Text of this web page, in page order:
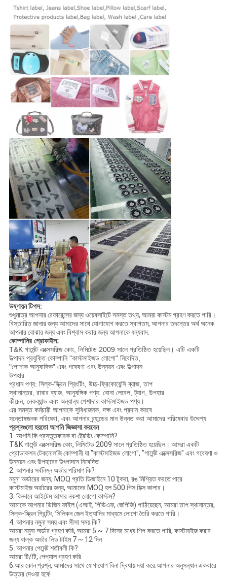
উষ্ণায়ন টিপস:
শুধুমাত্র আপনার রেফারেন্সের জন্য ওয়েবসাইটে সমস্ত তথ্য, আমরা কাস্টম গ্রহণ করতে পারি।
বিস্তারিত জানার জন্য আমাদের সাথে যোগাযোগ করতে স্বাগতম, আপনার তদন্তের অর্থ অনেক
আপনার বোঝার জন্য এবং বিশ্বাস করার জন্য আপনাকে ধন্যবাদ.
কোম্পানির প্রোফাইল:
T&K গার্মেন্ট এক্সেসরিজ কোং, লিমিটেড 2009 সালে প্রতিষ্ঠিত হয়েছিল। এটি একটি
উত্পাদন প্রযুক্তি কোম্পানি "কাস্টমাইজড লোগো" নিবেদিত,
"পোশাক আনুষাঙ্গিক" এবং গবেষণা এবং উন্নয়ন এবং উত্পাদন
উপহার
প্রধান পণ্য: সিল্ক-স্ক্রিন প্রিংটিং, উচ্চ-ফ্রিকোয়েন্সি ব্যাজ, তাপ
স্থানান্তর, রাবার ব্যাজ, আনুষঙ্গিক পণ্য: বোনা লেবেল, ট্যাগ, উপহার
কীচেন, নেকব্যান্ড এবং অন্যান্য পেশাদার কাস্টমাইজড পণ্য।
এর সমস্ত কর্মচারী আপনাকে সুবিধাজনক, দক্ষ এবং প্রদান করবে
সন্তোষজনক পরিষেবা, এবং আপনার ব্র্যান্ডের মান উন্নত করা আমাদের পরিষেবার উদ্দেশ্য
প্রশ্নগুলো হয়তো আপনি জিজ্ঞাসা করবেন
1. আপনি কি প্রস্তুতকারক বা ট্রেডিং কোম্পানি?
T&K গার্মেন্ট এক্সেসরিজ কোং, লিমিটেড 2009 সালে প্রতিষ্ঠিত হয়েছিল। আমরা একটি
প্রোডাকশন টেকনোলজি কোম্পানী যা "কাস্টমাইজড লোগো", "গার্মেন্ট এক্সেসরিজ" এবং গবেষণা ও
উন্নয়ন এবং উপহারের উৎপাদনে নিবেদিত
2. আপনার সর্বনিম্ন অর্ডার পরিমাণ কি?
নমুনা অর্ডারের জন্য, MOQ প্রতি ডিজাইনে 10 টুকরা, রঙ মিশ্রিত করতে পারে
কাস্টমাইজ অর্ডারের জন্য, আমাদের MOQ হল 500 পিস মিক্স কালার।
3. কিভাবে আইটেম আমার নকশা লোগো কাস্টম?
আমাকে আপনার ডিজিন ফাইল (এআই, পিডিএফ, জেপিজি) পাঠিয়েছেন, আমরা তাপ স্থানান্তর,
সিল্ক-স্ক্রিন প্রিন্টিং, সিলিকন জেল ইত্যাদির মাধ্যমে লোগো তৈরি করতে পারি।
4. আপনার নমুনা সময় এবং সীসা সময় কি?
আমরা নমুনা অর্ডার গ্রহণ করি, আমরা 5 ~ 7 দিনের মধ্যে শিপ করতে পারি, কাস্টমাইজ করার
জন্য বাল্ক অর্ডার লিড টাইম 7 ~ 12 দিন
5. আপনার পেমেন্ট শর্তাবলী কি?
আমরা টি/টি, পেপ্যাল ​​গ্রহণ করি
6.আর কোন প্রশ্ন, আমাদের সাথে যোগাযোগ বিনা দ্বিধায় দয়া করে.আপনার অনুসন্ধান একবারে
উত্তর দেওয়া হবে!